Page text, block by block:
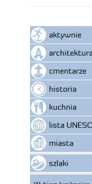
aktywnie
cmentarze
historia
kuchnia
lista
miasta
szlaki